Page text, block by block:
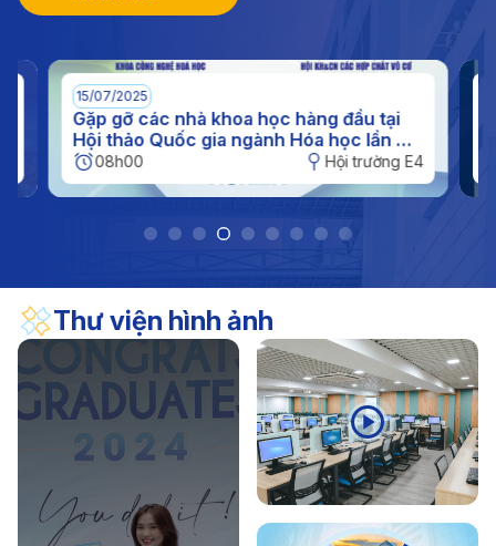
liệu và hiện vật hướng tới kỷ niệm 70 năm Ngày
(11/11/1956 - 11/11/2026)
17/04/2026 Thông báo
Thông báo kế hoạch nghỉ hè đối với sinh viên năm
2026
15/07/2025
Gặp gỡ các nhà khoa học hàng đầu tại
Hội thảo Quốc gia ngành Hóa học lần XI
tại IUH
08h00 Hội trường E4
Thư viện hình ảnh